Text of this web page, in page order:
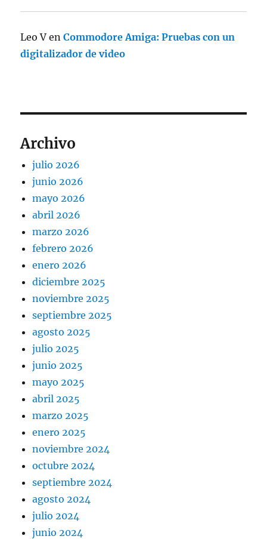
Leo V enCommodore Amiga: Pruebas con un
digitalizador de video
Archivo
julio 2026
junio 2026
mayo 2026
abril 2026
marzo 2026
febrero 2026
enero 2026
diciembre 2025
noviembre 2025
septiembre 2025
agosto 2025
julio 2025
junio 2025
mayo 2025
abril 2025
marzo 2025
enero 2025
noviembre 2024
octubre 2024
septiembre 2024
agosto 2024
julio 2024
junio 2024